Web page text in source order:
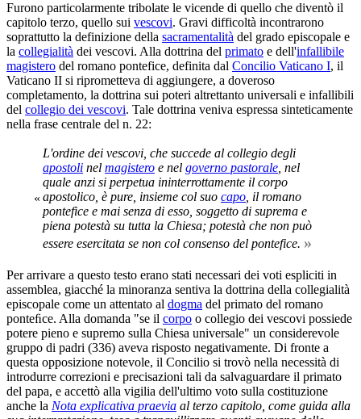
Furono particolarmente tribolate le vicende di quello che diventò il
capitolo terzo, quello sui vescovi. Gravi difficoltà incontrarono
soprattutto la definizione della sacramentalità del grado episcopale e
la collegialità dei vescovi. Alla dottrina del primato e dell'infallibile
magistero del romano pontefice, definita dal Concilio Vaticano I, il
Vaticano II si riprometteva di aggiungere, a doveroso
completamento, la dottrina sui poteri altrettanto universali e infallibili
del collegio dei vescovi. Tale dottrina veniva espressa sinteticamente
nella frase centrale del n. 22:
«
L'ordine dei vescovi, che succede al collegio degli
apostoli nel magistero e nel governo pastorale, nel
quale anzi si perpetua ininterrottamente il corpo
apostolico, è pure, insieme col suo capo, il romano
pontefice e mai senza di esso, soggetto di suprema e
piena potestà su tutta la Chiesa; potestà che non può
essere esercitata se non col consenso del pontefice. »
Per arrivare a questo testo erano stati necessari dei voti espliciti in
assemblea, giacché la minoranza sentiva la dottrina della collegialità
episcopale come un attentato al dogma del primato del romano
ponteﬁce. Alla domanda "se il corpo o collegio dei vescovi possiede
potere pieno e supremo sulla Chiesa universale" un considerevole
gruppo di padri (336) aveva risposto negativamente. Di fronte a
questa opposizione notevole, il Concilio si trovò nella necessità di
introdurre correzioni e precisazioni tali da salvaguardare il primato
del papa, e accettò alla vigilia dell'ultimo voto sulla costituzione
anche la Nota explicativa praevia al terzo capitolo, come guida alla